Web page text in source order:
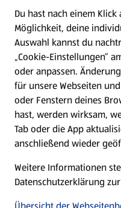
Presse
Hilfe & Kontakt
(öffnet in einem neuen
Unternehmen
Folge uns hier:
Du hast nach einem
Möglichkeit, deine
Auswahl kannst du
„Cookie-Einstellungen“
oder anpassen.
für unsere Webseiten
oder Fenstern deines
hast, werden wirksam,
Tab oder die App
anschließend wieder
Weitere Informationen
Datenschutzerklärung